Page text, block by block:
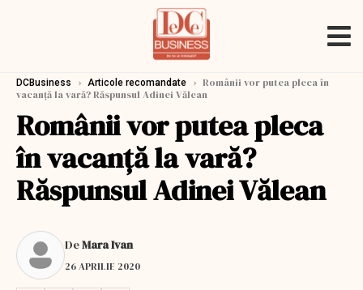
DCBusiness › Articole recomandate › Românii vor putea pleca în
vacanță la vară? Răspunsul Adinei Vălean
Românii vor putea pleca
în vacanță la vară?
Răspunsul Adinei Vălean
DeMara Ivan
26 APRILIE 2020